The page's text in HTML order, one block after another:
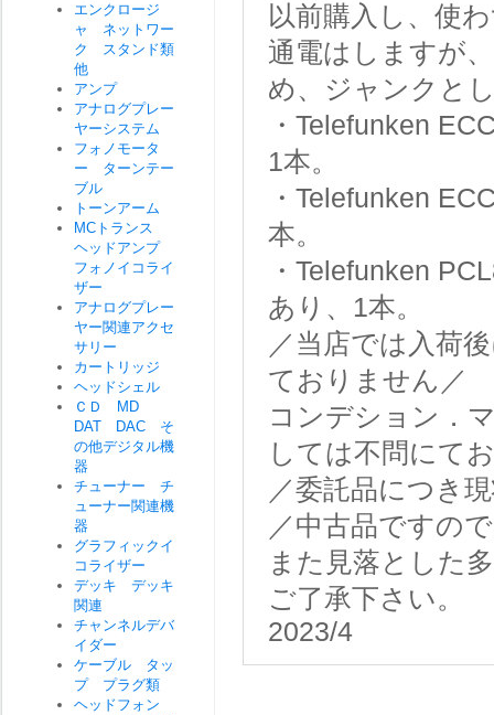
以前購入し、使
通電はしますが
め、ジャンクと
・Telefunken
1本。
・Telefunken
本。
・Telefunken
あり、1本。
／当店では入荷
ておりません／
コンデション．
しては不問にて
／委託品につき
／中古品ですの
また見落とした
ご了承下さい。
2023/4
エンクロージ
ャ ネットワー
ク スタンド類
他
アンプ
アナログプレー
ヤーシステム
フォノモータ
ー ターンテー
ブル
トーンアーム
MCトランス
ヘッドアンプ
フォノイコライ
ザー
アナログプレー
ヤー関連アクセ
サリー
カートリッジ
ヘッドシェル
ＣＤ MD
DAT DAC そ
の他デジタル機
器
チューナー チ
ューナー関連機
器
グラフィックイ
コライザー
デッキ デッキ
関連
チャンネルデバ
イダー
ケーブル タッ
プ プラグ類
ヘッドフォン